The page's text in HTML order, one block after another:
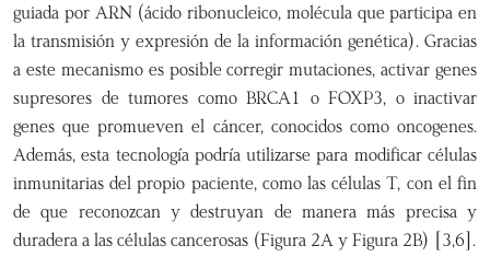
guiada por ARN (ácido ribonucleico, molécula que participa en
la transmisión y expresión de la información genética). Gracias
a este mecanismo es posible corregir mutaciones, activar genes
supresores de tumores como BRCA1 o FOXP3, o inactivar
genes que promueven el cáncer, conocidos como oncogenes.
Además, esta tecnología podría utilizarse para modificar células
inmunitarias del propio paciente, como las células T, con el fin
de que reconozcan y destruyan de manera más precisa y
duradera a las células cancerosas (Figura 2A y Figura 2B) [3,6].